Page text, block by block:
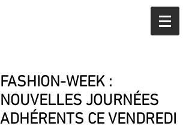
FASHION-WEEK :
NOUVELLES JOURNÉES
ADHÉRENTS CE VENDREDI